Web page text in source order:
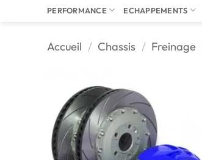
PERFORMANCE ECHAPPEMENTS
Accueil / Chassis / Freinage